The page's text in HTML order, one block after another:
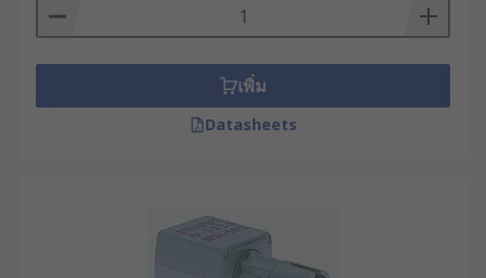
เพิ่ม
Datasheets